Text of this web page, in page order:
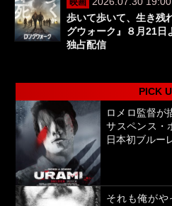
歩いて歩いて、生き
グウォーク』８月21
独占配信
PICK
ロメロ監督が
サスペンス・
日本初ブルー
それも俺が